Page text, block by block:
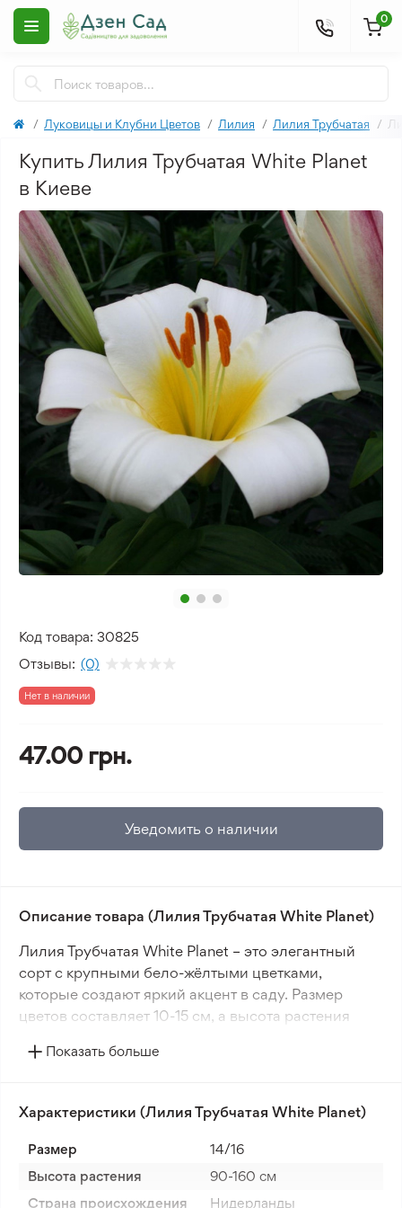
0
Луковицы и Клубни Цветов Лилия Лилия Трубчатая
Купить Лилия Трубчатая White Planet
в Киеве
Код товара: 30825
Отзывы: (0)
Нет в наличии
47.00 грн.
Уведомить о наличии
Описание товара (Лилия Трубчатая White Planet)
Лилия Трубчатая White Planet – это элегантный
сорт с крупными бело-жёлтыми цветками,
которые создают яркий акцент в саду. Размер
цветов составляет 10-15 см, а высота растения
выбором для создания вертикальных акцентов в
наслаждаться её красотой в течение сезона.
Для посадки White Planet рекомендуется
использовать открытый грунт на солнечной
стороне. Оптимальное расстояние между
луковицами – 20 см. Сорт хорошо растёт в
Показать больше
Характеристики (Лилия Трубчатая White Planet)
Размер
14/16
Высота растения
90-160 см
Страна происхождения
Нидерланды